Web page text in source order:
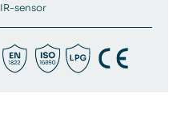
IR-sensor